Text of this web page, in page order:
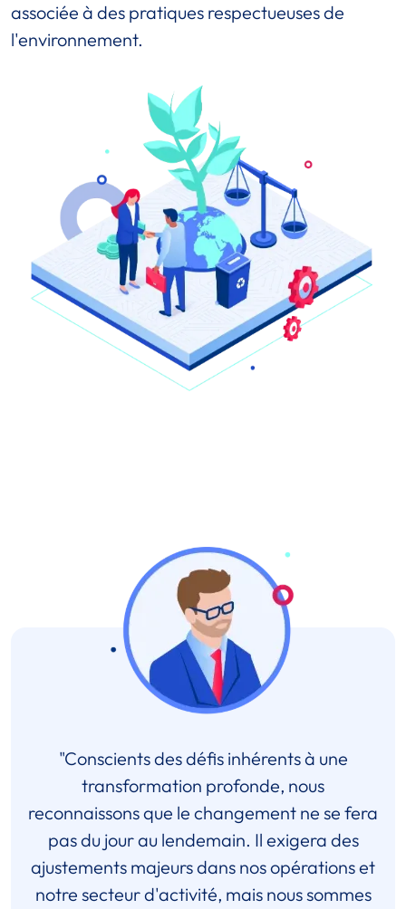
associée à des pratiques respectueuses de
l'environnement.
"Conscients des défis inhérents à une
transformation profonde, nous
reconnaissons que le changement ne se fera
pas du jour au lendemain. Il exigera des
ajustements majeurs dans nos opérations et
notre secteur d'activité, mais nous sommes